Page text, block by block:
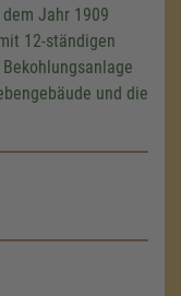
Jahr 1909
12-ständigen
und die